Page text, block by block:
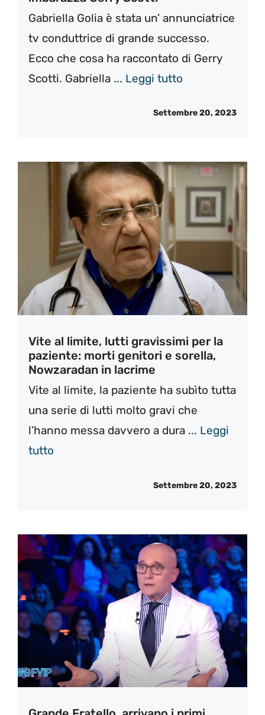
Gabriella Golia è stata un’ annunciatrice
tv conduttrice di grande successo.
Ecco che cosa ha raccontato di Gerry
Scotti. Gabriella ... Leggi tutto
Settembre 20, 2023
Vite al limite, lutti gravissimi per la
paziente: morti genitori e sorella,
Nowzaradan in lacrime
Vite al limite, la paziente ha subìto tutta
una serie di lutti molto gravi che
l’hanno messa davvero a dura ... Leggi
tutto
Settembre 20, 2023